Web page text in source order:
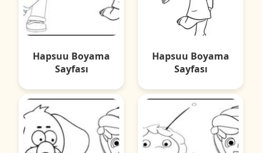
Hapsuu Boyama
Sayfası
Hapsuu Boyama
Sayfası